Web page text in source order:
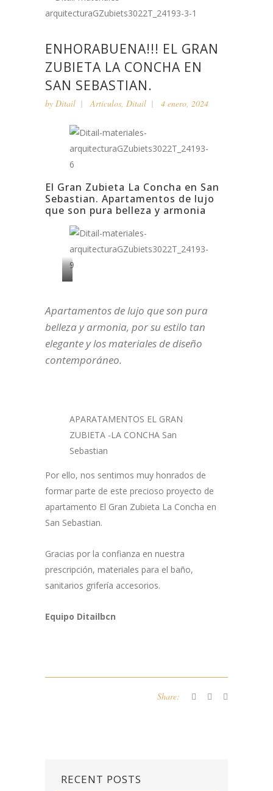
ENHORABUENA!!! EL GRAN
ZUBIETA LA CONCHA EN
SAN SEBASTIAN.
by Ditail Artículos, Ditail 4 enero, 2024
El Gran Zubieta La Concha en San
Sebastian. Apartamentos de lujo
que son pura belleza y armonia
GRIFERIA
SANITARIOS
–
ACCESORIOS
BAÑO
Apartamentos de lujo que son pura
belleza y armonia, por su estilo tan
elegante y los materiales de diseño
contemporáneo.
APARATAMENTOS EL GRAN
ZUBIETA -LA CONCHA San
Sebastian
Por ello, nos sentimos muy honrados de
formar parte de este precioso proyecto de
apartamento El Gran Zubieta La Concha en
San Sebastian.
Gracias por la confianza en nuestra
prescripción, materiales para el baño,
sanitarios grifería accesorios.
Equipo Ditailbcn
Share:
RECENT POSTS